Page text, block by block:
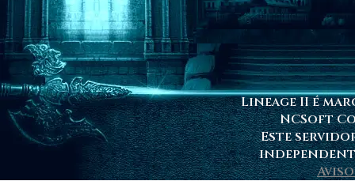
Lineage II é
NCSoft
Este